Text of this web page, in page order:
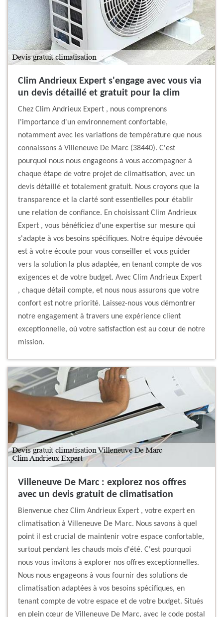
Clim Andrieux Expert s'engage avec vous via
un devis détaillé et gratuit pour la clim
Chez Clim Andrieux Expert , nous comprenons
l'importance d'un environnement confortable,
notamment avec les variations de température que nous
connaissons à Villeneuve De Marc (38440). C'est
pourquoi nous nous engageons à vous accompagner à
chaque étape de votre projet de climatisation, avec un
devis détaillé et totalement gratuit. Nous croyons que la
transparence et la clarté sont essentielles pour établir
une relation de confiance. En choisissant Clim Andrieux
Expert , vous bénéficiez d'une expertise sur mesure qui
s'adapte à vos besoins spécifiques. Notre équipe dévouée
est à votre écoute pour vous conseiller et vous guider
vers la solution la plus adaptée, en tenant compte de vos
exigences et de votre budget. Avec Clim Andrieux Expert
, chaque détail compte, et nous nous assurons que votre
confort est notre priorité. Laissez-nous vous démontrer
notre engagement à travers une expérience client
exceptionnelle, où votre satisfaction est au cœur de notre
mission.
Villeneuve De Marc : explorez nos offres
avec un devis gratuit de climatisation
Bienvenue chez Clim Andrieux Expert , votre expert en
climatisation à Villeneuve De Marc. Nous savons à quel
point il est crucial de maintenir votre espace confortable,
surtout pendant les chauds mois d'été. C'est pourquoi
nous vous invitons à explorer nos offres exceptionnelles.
Nous nous engageons à vous fournir des solutions de
climatisation adaptées à vos besoins spécifiques, en
tenant compte de votre espace et de votre budget. Situés
en plein cœur de Villeneuve De Marc, avec le code postal